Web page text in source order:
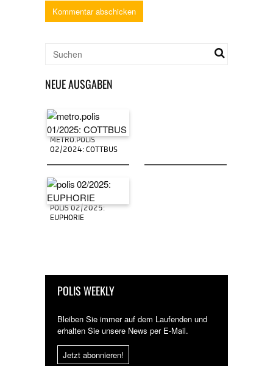
NEUE AUSGABEN
METRO.POLIS
02/2024: COTTBUS
POLIS 02/2025:
EUPHORIE
POLIS WEEKLY
Bleiben Sie immer auf dem Laufenden und
erhalten Sie unsere News per E-Mail.
Jetzt abonnieren!